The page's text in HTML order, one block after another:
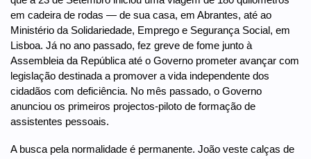
em cadeira de rodas — de sua casa, em Abrantes, até ao
Ministério da Solidariedade, Emprego e Segurança Social, em
Lisboa. Já no ano passado, fez greve de fome junto à
Assembleia da República até o Governo prometer avançar com
legislação destinada a promover a vida independente dos
cidadãos com deficiência. No mês passado, o Governo
anunciou os primeiros projectos-piloto de formação de
assistentes pessoais.
A busca pela normalidade é permanente. João veste calças de